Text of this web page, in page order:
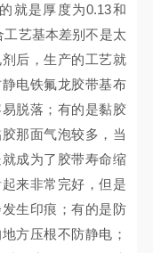
就是厚度为0.13和
艺基本差别不是太
后，生产的工艺就
电铁氟龙胶带基布
脱落；有的是黏胶
那面气泡较多，当
成为了胶带寿命缩
来非常完好，但是
生印痕；有的是防
方压根不防静电；